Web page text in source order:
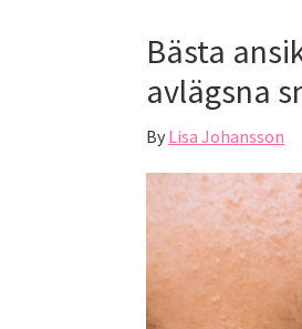
Bästa
avlägsna
By Lisa Johansson